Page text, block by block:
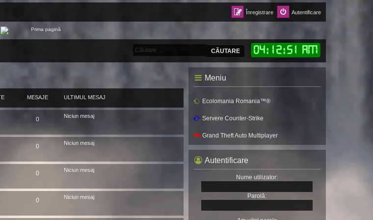
Autentificare
Înregistrare
04: 12:52 AM
CĂUTARE
MESAJE ULTIMUL MESAJ
0 Niciun mesaj
0 Niciun mesaj
0 Niciun mesaj
0 Niciun mesaj
Meniu
Ecolomania Romania™®
Servere Counter-Strike
Grand Theft Auto Multiplayer
Autentificare
Nume utilizator:
Parolă: